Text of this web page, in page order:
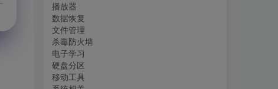
播放器
数据恢复
文件管理
杀毒防火墙
电子学习
硬盘分区
移动工具